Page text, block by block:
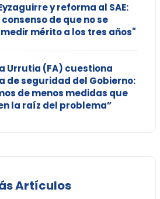
y reforma al SAE:
consenso de que no se
mérito a los tres años"
Urrutia (FA) cuestiona
de seguridad del Gobierno:
de menos medidas que
la raíz del problema”
Artículos